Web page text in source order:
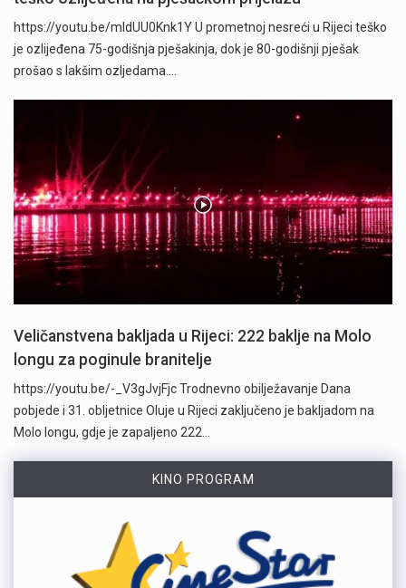
https://youtu.be/mldUU0Knk1Y U prometnoj nesreći u Rijeci teško
je ozlijeđena 75-godišnja pješakinja, dok je 80-godišnji pješak
prošao s lakšim ozljedama.…
Veličanstvena bakljada u Rijeci: 222 baklje na Molo
longu za poginule branitelje
https://youtu.be/-_V3gJvjFjc Trodnevno obilježavanje Dana
pobjede i 31. obljetnice Oluje u Rijeci zaključeno je bakljadom na
Molo longu, gdje je zapaljeno 222…
KINO PROGRAM